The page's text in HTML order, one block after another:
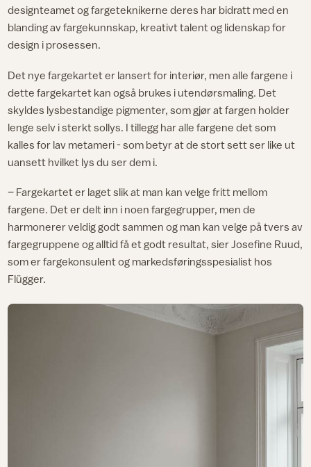
designteamet og fargeteknikerne deres har bidratt med en
blanding av fargekunnskap, kreativt talent og lidenskap for
design i prosessen.
Det nye fargekartet er lansert for interiør, men alle fargene i
dette fargekartet kan også brukes i utendørsmaling. Det
skyldes lysbestandige pigmenter, som gjør at fargen holder
lenge selv i sterkt sollys. I tillegg har alle fargene det som
kalles for lav metameri - som betyr at de stort sett ser like ut
uansett hvilket lys du ser dem i.
– Fargekartet er laget slik at man kan velge fritt mellom
fargene. Det er delt inn i noen fargegrupper, men de
harmonerer veldig godt sammen og man kan velge på tvers av
fargegruppene og alltid få et godt resultat, sier Josefine Ruud,
som er fargekonsulent og markedsføringsspesialist hos
Flügger.